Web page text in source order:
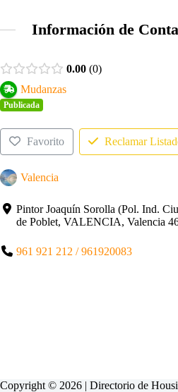
Información de
0.00 0
Mudanzas
Publicada
Favorito Reclamar
Valencia
Pintor Joaquín Sorolla (Pol. Ind.
de Poblet, VALENCIA, Valencia
961 921 212 / 961920083
Copyright © 2026 | Directorio de